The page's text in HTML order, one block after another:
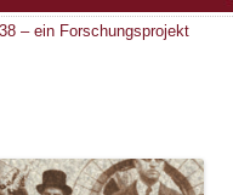
– ein Forschungsprojekt